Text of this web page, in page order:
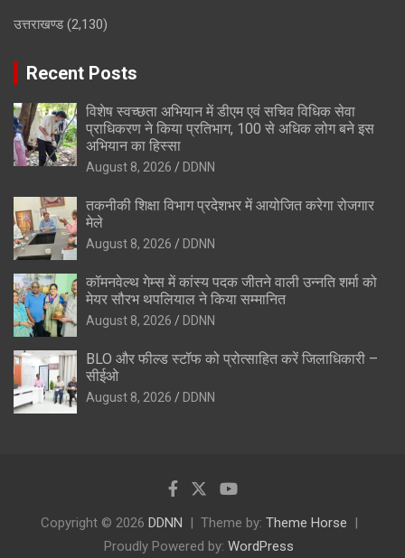
उत्तराखण्ड(2,130)
Recent Posts
विशेष स्वच्छता अभियान में डीएम एवं सचिव विधिक सेवा
प्राधिकरण ने किया प्रतिभाग, 100 से अधिक लोग बने इस
अभियान का हिस्सा
August 8, 2026 DDNN
तकनीकी शिक्षा विभाग प्रदेशभर में आयोजित करेगा रोजगार
मेले
August 8, 2026 DDNN
कॉमनवेल्थ गेम्स में कांस्य पदक जीतने वाली उन्नति शर्मा को
मेयर सौरभ थपलियाल ने किया सम्मानित
August 8, 2026 DDNN
BLO और फील्ड स्टॉफ को प्रोत्साहित करें जिलाधिकारी –
सीईओ
August 8, 2026 DDNN
Copyright © 2026 DDNN Theme by: Theme Horse
Proudly Powered by: WordPress